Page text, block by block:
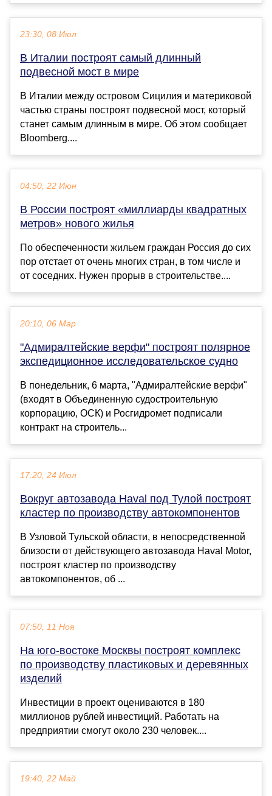
23:30, 08 Июл
В Италии построят самый длинный
подвесной мост в мире
В Италии между островом Сицилия и материковой
частью страны построят подвесной мост, который
станет самым длинным в мире. Об этом сообщает
Bloomberg....
04:50, 22 Июн
В России построят «миллиарды квадратных
метров» нового жилья
По обеспеченности жильем граждан Россия до сих
пор отстает от очень многих стран, в том числе и
от соседних. Нужен прорыв в строительстве....
20:10, 06 Мар
"Адмиралтейские верфи" построят полярное
экспедиционное исследовательское судно
В понедельник, 6 марта, "Адмиралтейские верфи"
(входят в Объединенную судостроительную
корпорацию, ОСК) и Росгидромет подписали
контракт на строитель...
17:20, 24 Июл
Вокруг автозавода Haval под Тулой построят
кластер по производству автокомпонентов
В Узловой Тульской области, в непосредственной
близости от действующего автозавода Haval Motor,
построят кластер по производству
автокомпонентов, об ...
07:50, 11 Ноя
На юго-востоке Москвы построят комплекс
по производству пластиковых и деревянных
изделий
Инвестиции в проект оцениваются в 180
миллионов рублей инвестиций. Работать на
предприятии смогут около 230 человек....
19:40, 22 Май